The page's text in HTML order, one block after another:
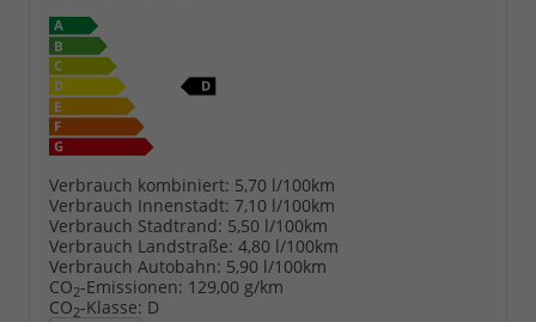
Verbrauch kombiniert: 5,70 l/100km
Verbrauch Innenstadt: 7,10 l/100km
Verbrauch Stadtrand: 5,50 l/100km
Verbrauch Landstraße: 4,80 l/100km
Verbrauch Autobahn: 5,90 l/100km
CO2-Emissionen: 129,00 g/km
CO2-Klasse: D